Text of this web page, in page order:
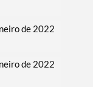
de 2022
de 2022